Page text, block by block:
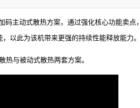
码主动式散热方案，通过强化核心功能卖点，
以此为该机带来更强的持续性能释放能力。
热与被动式散热两套方案。